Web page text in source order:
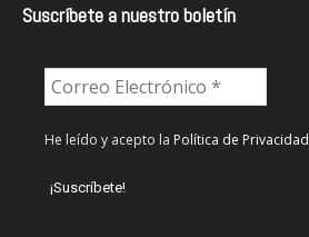
Suscríbete a nuestro boletín
He leído y acepto la Política de Privacidad